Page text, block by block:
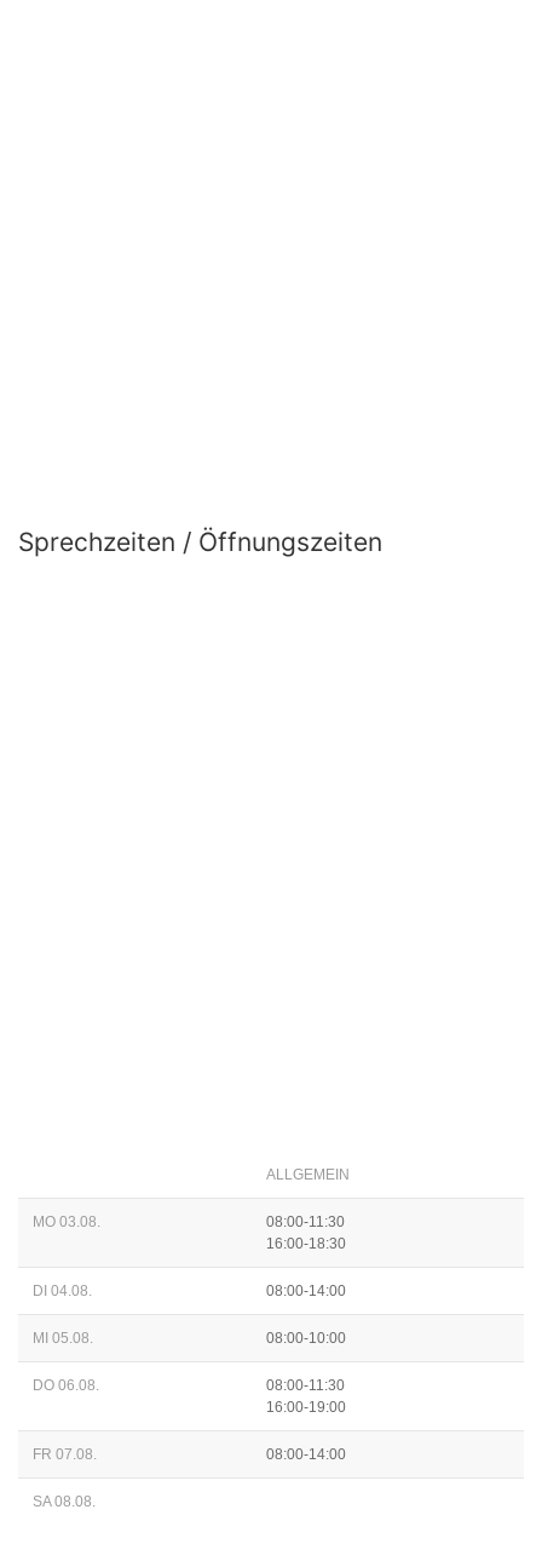
Sprechzeiten / Öffnungszeiten
ALLGEMEIN
MO 03.08.
08:00-11:30
16:00-18:30
DI 04.08. 08:00-14:00
MI 05.08. 08:00-10:00
DO 06.08.
08:00-11:30
16:00-19:00
FR 07.08. 08:00-14:00
SA 08.08.